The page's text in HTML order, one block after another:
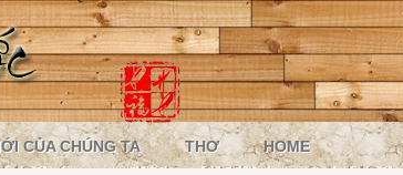
CỦA CHÚNG TA THƠ HOME